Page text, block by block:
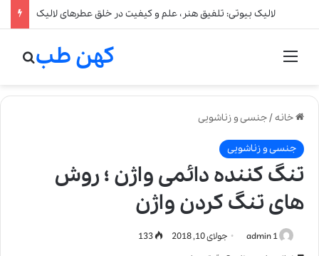
لالیک بیوتی: تلفیق هنر، علم و کیفیت در خلق عطرهای لالیک
منو کهن طب
خانه/جنسی و زناشویی
جنسی و زناشویی
تنگ کننده دائمی واژن ؛ روش
های تنگ کردن واژن
admin 1 جولای 10, 2018